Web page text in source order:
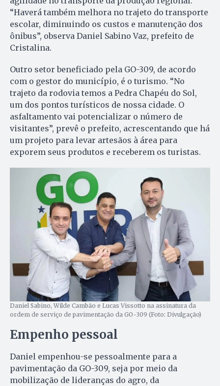
“Haverá também melhora no trajeto do transporte
escolar, diminuindo os custos e manutenção dos
ônibus”, observa Daniel Sabino Vaz, prefeito de
Cristalina.
Outro setor beneficiado pela GO-309, de acordo
com o gestor do município, é o turismo. “No
trajeto da rodovia temos a Pedra Chapéu do Sol,
um dos pontos turísticos de nossa cidade. O
asfaltamento vai potencializar o número de
visitantes”, prevê o prefeito, acrescentando que há
um projeto para levar artesãos à área para
exporem seus produtos e receberem os turistas.
Daniel Sabino, Wilde Cambão e Lucas Vissotto na assinatura da
ordem de serviço de pavimentação da GO-309 (Foto: Divulgação)
Empenho pessoal
Daniel empenhou-se pessoalmente para a
pavimentação da GO-309, seja por meio da
mobilização de lideranças do agro, da